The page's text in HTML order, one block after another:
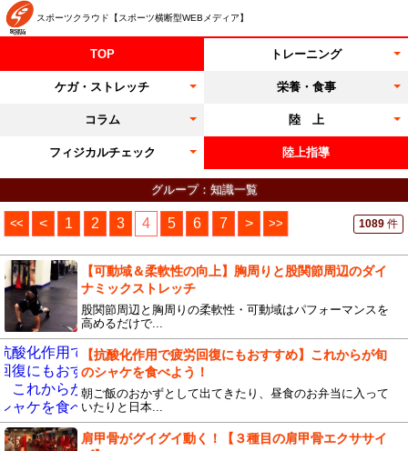
スポーツクラウド【スポーツ横断型WEBメディア】
TOP トレーニング
ケガ・ストレッチ 栄養・食事
コラム 陸 上
フィジカルチェック 陸上指導
グループ：知識一覧
<< < 1 2 3 4 5 6 7 > >> 1089 件
【可動域＆柔軟性の向上】胸周りと股関節周辺のダイ
ナミックストレッチ
股関節周辺と胸周りの柔軟性・可動域はパフォーマンスを
高めるだけで...
【抗酸化作用で疲労回復にもおすすめ】これからが旬
のシャケを食べよう！
朝ご飯のおかずとして出てきたり、昼食のお弁当に入って
いたりと日本...
肩甲骨がグイグイ動く！【３種目の肩甲骨エクササイ